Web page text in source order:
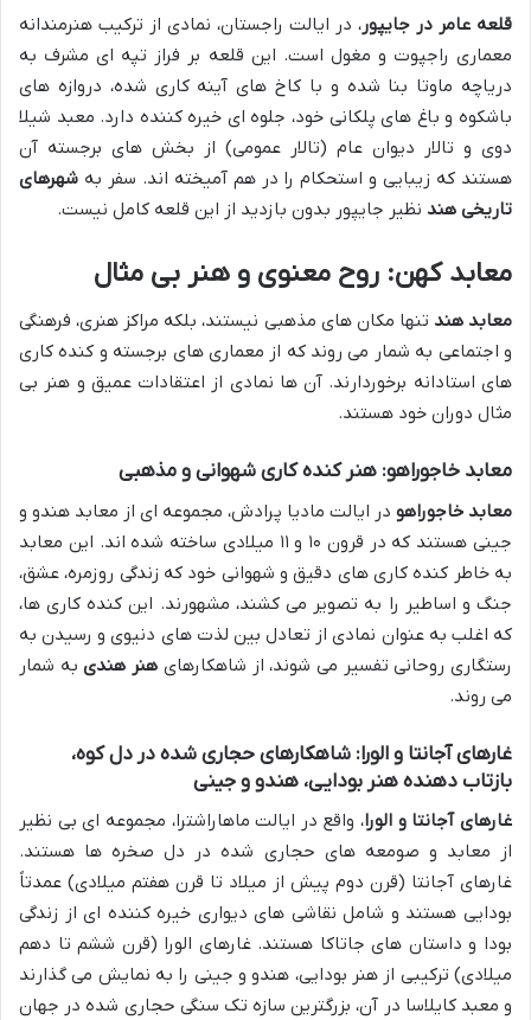
قلعه عامر در جایپور، در ایالت راجستان، نمادی از ترکیب هنرمندانه
معماری راجپوت و مغول است. این قلعه بر فراز تپه ای مشرف به
دریاچه ماوتا بنا شده و با کاخ های آینه کاری شده، دروازه های
باشکوه و باغ های پلکانی خود، جلوه ای خیره کننده دارد. معبد شیلا
دوی و تالار دیوان عام (تالار عمومی) از بخش های برجسته آن
هستند که زیبایی و استحکام را در هم آمیخته اند. سفر به شهرهای
تاریخی هند نظیر جایپور بدون بازدید از این قلعه کامل نیست.
معابد کهن: روح معنوی و هنر بی مثال
معابد هند تنها مکان های مذهبی نیستند، بلکه مراکز هنری، فرهنگی
و اجتماعی به شمار می روند که از معماری های برجسته و کنده کاری
های استادانه برخوردارند. آن ها نمادی از اعتقادات عمیق و هنر بی
مثال دوران خود هستند.
معابد خاجوراهو: هنر کنده کاری شهوانی و مذهبی
معابد خاجوراهو در ایالت مادیا پرادش، مجموعه ای از معابد هندو و
جینی هستند که در قرون ۱۰ و ۱۱ میلادی ساخته شده اند. این معابد
به خاطر کنده کاری های دقیق و شهوانی خود که زندگی روزمره، عشق،
جنگ و اساطیر را به تصویر می کشند، مشهورند. این کنده کاری ها،
که اغلب به عنوان نمادی از تعادل بین لذت های دنیوی و رسیدن به
رستگاری روحانی تفسیر می شوند، از شاهکارهای هنر هندیبه شمار
می روند.
غارهای آجانتا و الورا: شاهکارهای حجاری شده در دل کوه،
بازتاب دهنده هنر بودایی، هندو و جینی
غارهای آجانتا و الورا، واقع در ایالت ماهاراشترا، مجموعه ای بی نظیر
از معابد و صومعه های حجاری شده در دل صخره ها هستند.
غارهای آجانتا (قرن دوم پیش از میلاد تا قرن هفتم میلادی) عمدتاً
بودایی هستند و شامل نقاشی های دیواری خیره کننده ای از زندگی
بودا و داستان های جاتاکا هستند. غارهای الورا (قرن ششم تا دهم
میلادی) ترکیبی از هنر بودایی، هندو و جینی را به نمایش می گذارند
و معبد کایلاسا در آن، بزرگترین سازه تک سنگی حجاری شده در جهان